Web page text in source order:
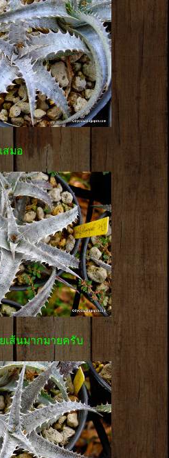
สมอ
เส้นมากมายครับ